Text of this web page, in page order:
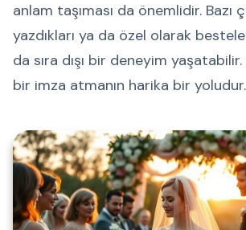
anlam taşıması da önemlidir. Bazı
yazdıkları ya da özel olarak
da sıra dışı bir deneyim yaşatabilir.
bir imza atmanın harika bir yoludur.